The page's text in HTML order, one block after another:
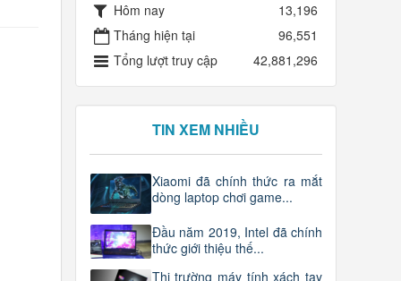
Hôm nay
13,196
Tháng hiện tại
96,551
Tổng lượt truy cập
42,881,296
TIN XEM NHIỀU
Xiaomi đã chính thức ra mắt
dòng laptop chơi game...
Đầu năm 2019, Intel đã chính
thức giới thiệu thế...
Thị trường máy tính xách tay